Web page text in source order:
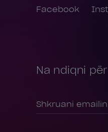
Facebook
Na ndiqni